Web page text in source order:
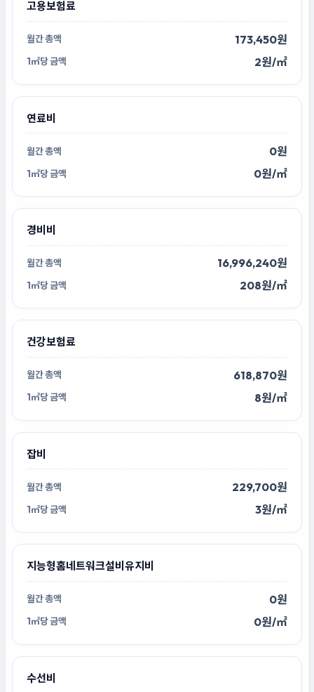
고용보험료
173,450원
2원/㎡
연료비
0원
0원/㎡
경비비
16,996,240원
208원/㎡
건강보험료
618,870원
8원/㎡
잡비
229,700원
3원/㎡
지능형홈네트워크설비유지비
0원
0원/㎡
수선비